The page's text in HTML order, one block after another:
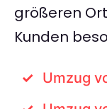
größeren
Kunden
Umzug